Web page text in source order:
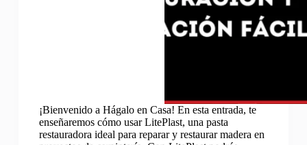
¡Bienvenido a Hágalo en Casa! En esta entrada, te
enseñaremos cómo usar LitePlast, una pasta
restauradora ideal para reparar y restaurar madera en